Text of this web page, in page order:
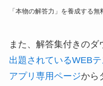
「本物の解答力」を養成する
また、解答集付きの
出題されているWEB
アプリ専用ページから